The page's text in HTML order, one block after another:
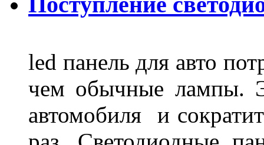
led панель для авто
чем обычные лампы.
автомобиля и